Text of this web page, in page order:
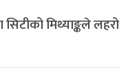
मिथ्याङ्कले लहरो